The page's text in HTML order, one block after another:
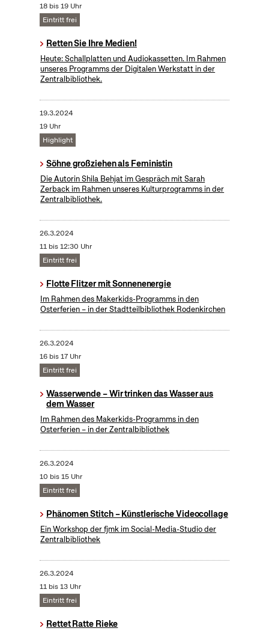
18 bis 19 Uhr
Eintritt frei
Retten Sie Ihre Medien!
Heute: Schallplatten und Audiokassetten. Im Rahmen
unseres Programms der Digitalen Werkstatt in der
Zentralbibliothek.
19.3.2024
19 Uhr
Highlight
Söhne großziehen als Feministin
Die Autorin Shila Behjat im Gespräch mit Sarah
Zerback im Rahmen unseres Kulturprogramms in der
Zentralbibliothek.
26.3.2024
11 bis 12:30 Uhr
Eintritt frei
Flotte Flitzer mit Sonnenenergie
Im Rahmen des Makerkids-Programms in den
Osterferien – in der Stadtteilbibliothek Rodenkirchen
26.3.2024
16 bis 17 Uhr
Eintritt frei
Wasserwende – Wir trinken das Wasser aus
dem Wasser
Im Rahmen des Makerkids-Programms in den
Osterferien – in der Zentralbibliothek
26.3.2024
10 bis 15 Uhr
Eintritt frei
Phänomen Stitch – Künstlerische Videocollage
Ein Workshop der fjmk im Social-Media-Studio der
Zentralbibliothek
26.3.2024
11 bis 13 Uhr
Eintritt frei
Rettet Ratte Rieke